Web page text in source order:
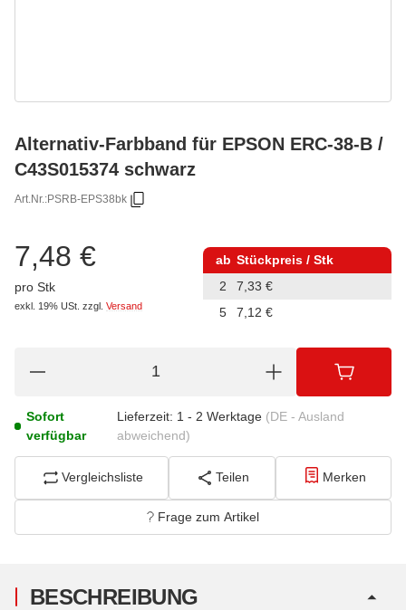
Alternativ-Farbband für EPSON ERC-38-B /
C43S015374 schwarz
Art.Nr.:PSRB-EPS38bk
7,48 €
pro Stk
exkl. 19% USt. zzgl. Versand
ab Stückpreis / Stk
2
7,33 €
5
7,12 €
Sofort
verfügbar
Lieferzeit: 1 - 2 Werktage (DE - Ausland
abweichend)
Vergleichsliste Teilen Merken
Frage zum Artikel
BESCHREIBUNG